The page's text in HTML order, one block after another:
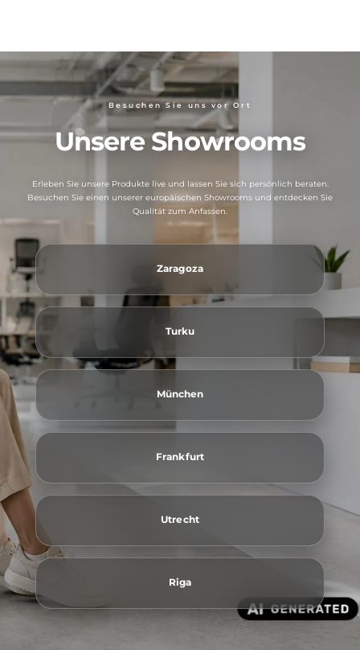
Besuchen Sie uns vor Ort
Unsere Showrooms
Erleben Sie unsere Produkte live und lassen Sie sich persönlich beraten.
Besuchen Sie einen unserer europäischen Showrooms und entdecken Sie
Qualität zum Anfassen.
Zaragoza
Turku
München
Frankfurt
Utrecht
Riga